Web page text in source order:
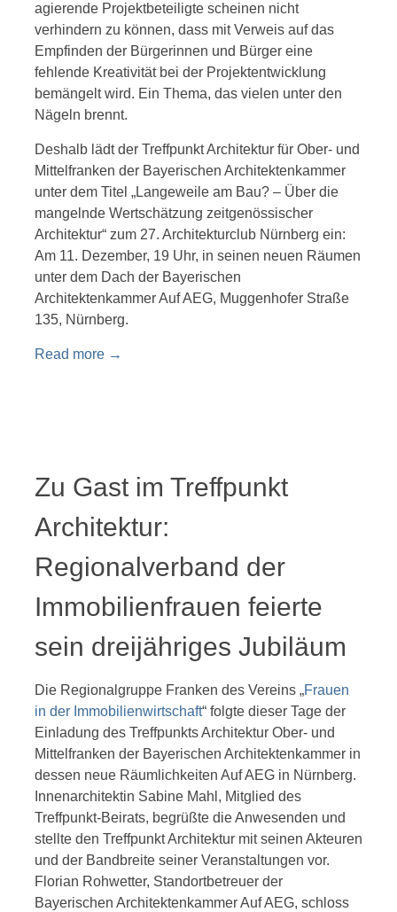
agierende Projektbeteiligte scheinen nicht
verhindern zu können, dass mit Verweis auf das
Empfinden der Bürgerinnen und Bürger eine
fehlende Kreativität bei der Projektentwicklung
bemängelt wird. Ein Thema, das vielen unter den
Nägeln brennt.
Deshalb lädt der Treffpunkt Architektur für Ober- und
Mittelfranken der Bayerischen Architektenkammer
unter dem Titel „Langeweile am Bau? – Über die
mangelnde Wertschätzung zeitgenössischer
Architektur“ zum 27. Architekturclub Nürnberg ein:
Am 11. Dezember, 19 Uhr, in seinen neuen Räumen
unter dem Dach der Bayerischen
Architektenkammer Auf AEG, Muggenhofer Straße
135, Nürnberg.
Read more →
Zu Gast im Treffpunkt
Architektur:
Regionalverband der
Immobilienfrauen feierte
sein dreijähriges Jubiläum
Die Regionalgruppe Franken des Vereins „Frauen
in der Immobilienwirtschaft“ folgte dieser Tage der
Einladung des Treffpunkts Architektur Ober- und
Mittelfranken der Bayerischen Architektenkammer in
dessen neue Räumlichkeiten Auf AEG in Nürnberg.
Innenarchitektin Sabine Mahl, Mitglied des
Treffpunkt-Beirats, begrüßte die Anwesenden und
stellte den Treffpunkt Architektur mit seinen Akteuren
und der Bandbreite seiner Veranstaltungen vor.
Florian Rohwetter, Standortbetreuer der
Bayerischen Architektenkammer Auf AEG, schloss